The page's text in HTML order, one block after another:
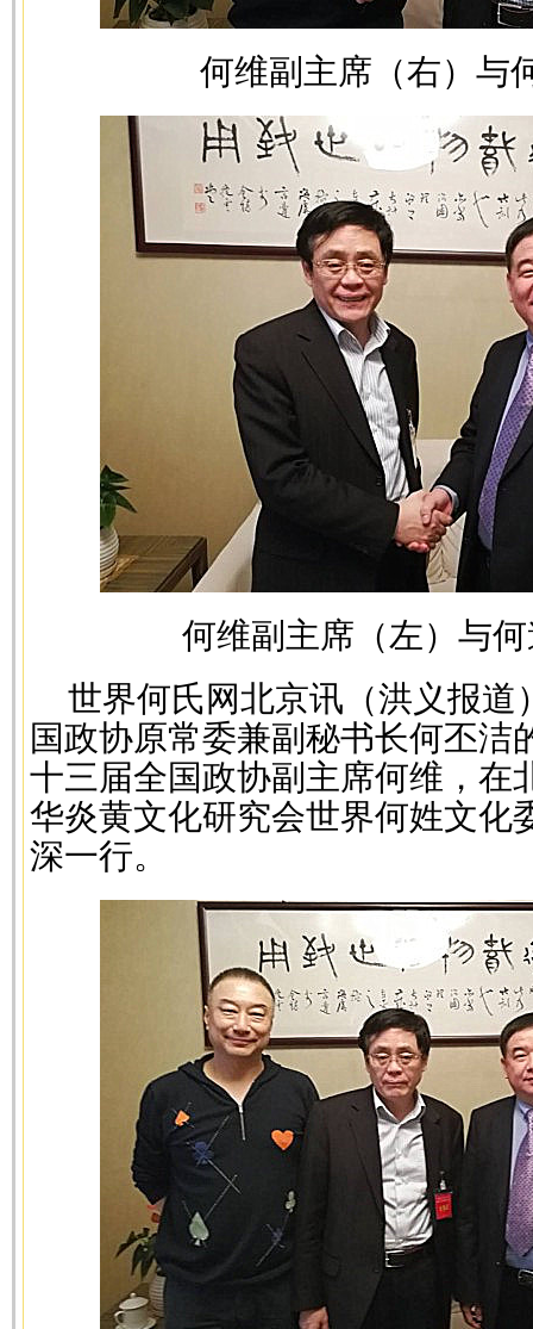
何维副主席（右）与
何维副主席（左）与
世界何氏网北京讯（洪义报道
国政协原常委兼副秘书长何丕洁
十三届全国政协副主席何维，在
华炎黄文化研究会世界何姓文化
深一行。